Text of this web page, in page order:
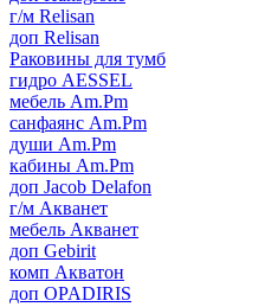
г/м Relisan
доп Relisan
Раковины для тумб
гидро AESSEL
мебель Am.Pm
санфаянс Am.Pm
души Am.Pm
кабины Am.Pm
доп Jacob Delafon
г/м Акванет
мебель Акванет
доп Gebirit
комп Акватон
доп OPADIRIS